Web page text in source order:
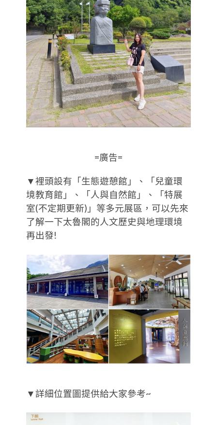
=廣告=
▼裡頭設有「生態遊憩館」、「兒童環
境教育館」、「人與自然館」、「特展
室(不定期更新)」等多元展區，可以先來
了解一下太魯閣的人文歷史與地理環境
再出發!
▼詳細位置圖提供給大家參考~